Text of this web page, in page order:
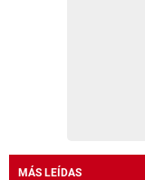
MÁS LEÍDAS